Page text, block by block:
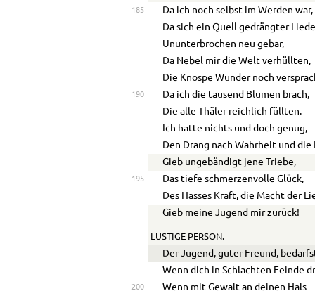
185
Da ich noch selbst im Werden war,
Da sich ein Quell gedrängter
Ununterbrochen neu gebar,
Da Nebel mir die Welt verhüllten,
Die Knospe Wunder noch
190
Da ich die tausend Blumen brach,
Die alle Thäler reichlich füllten.
Ich hatte nichts und doch genug,
Den Drang nach Wahrheit und die
Gieb ungebändigt jene Triebe,
195
Das tiefe schmerzenvolle Glück,
Des Hasses Kraft, die Macht der
Gieb meine Jugend mir zurück!
LUSTIGE PERSON.
Der Jugend, guter Freund,
Wenn dich in Schlachten Feinde
200
Wenn mit Gewalt an deinen Hals